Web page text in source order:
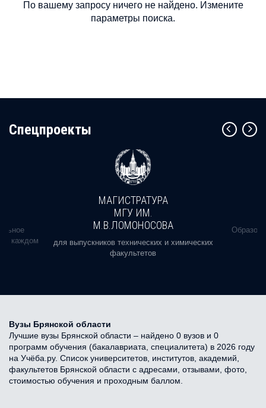
По вашему запросу ничего не найдено. Измените
параметры поиска.
Cпецпроекты
в каждом
МАГИСТРАТУРА
МГУ ИМ.
М.В.ЛОМОНОСОВА
для выпускников технических и химических
факультетов
Вузы Брянской области
Лучшие вузы Брянской области – найдено 0 вузов и 0
программ обучения (бакалавриата, специалитета) в 2026 году
на Учёба.ру. Список университетов, институтов, академий,
факультетов Брянской области с адресами, отзывами, фото,
стоимостью обучения и проходным баллом.